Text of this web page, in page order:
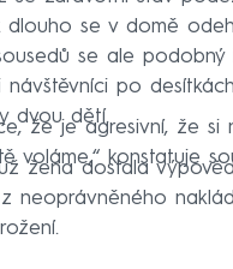
dlouho se v domě
se ale
návštěvníci po
dvou dětí.
že je agresivní, že
voláme,“ konstatuje
žena dostala
neoprávněného